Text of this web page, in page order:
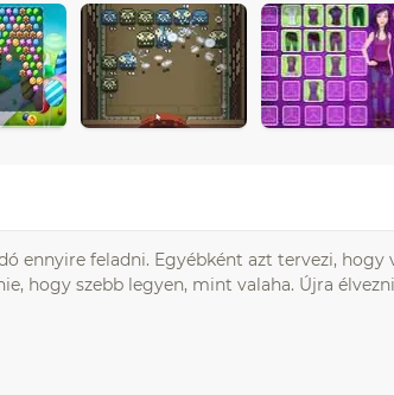
ennyire feladni. Egyébként azt tervezi, hogy
hogy szebb legyen, mint valaha. Újra